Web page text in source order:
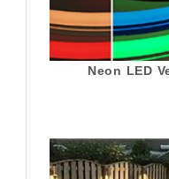
Neon LED